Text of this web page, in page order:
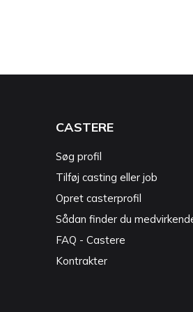
CASTERE
Søg profil
Tilføj casting eller job
Opret casterprofil
Sådan finder du
FAQ - Castere
Kontrakter